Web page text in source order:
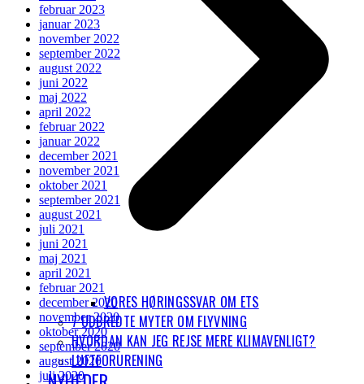
VORES HØRINGSSVAR OM ETS
7 UDBREDTE MYTER OM FLYVNING
HVORDAN KAN JEG REJSE MERE KLIMAVENLIGT?
LUFTFORURENING
februar 2023
januar 2023
november 2022
september 2022
august 2022
juni 2022
maj 2022
april 2022
februar 2022
januar 2022
december 2021
november 2021
oktober 2021
september 2021
august 2021
juli 2021
juni 2021
maj 2021
april 2021
februar 2021
december 2020
november 2020
oktober 2020
september 2020
august 2020
juli 2020